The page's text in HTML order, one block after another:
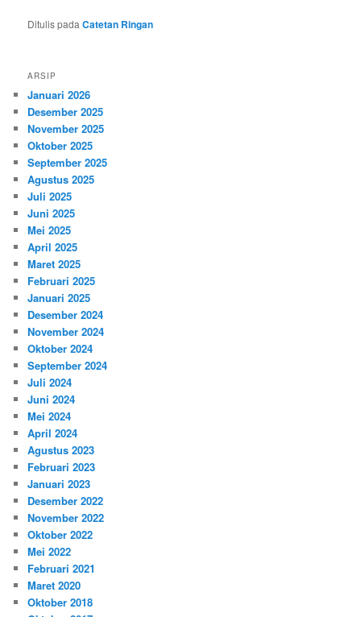
Ditulis pada Catetan Ringan
ARSIP
Januari 2026
Desember 2025
November 2025
Oktober 2025
September 2025
Agustus 2025
Juli 2025
Juni 2025
Mei 2025
April 2025
Maret 2025
Februari 2025
Januari 2025
Desember 2024
November 2024
Oktober 2024
September 2024
Juli 2024
Juni 2024
Mei 2024
April 2024
Agustus 2023
Februari 2023
Januari 2023
Desember 2022
November 2022
Oktober 2022
Mei 2022
Februari 2021
Maret 2020
Oktober 2018